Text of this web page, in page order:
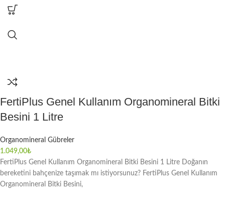
FertiPlus Genel Kullanım Organomineral Bitki
Besini 1 Litre
Organomineral Gübreler
1.049,00₺
FertiPlus Genel Kullanım Organomineral Bitki Besini 1 Litre Doğanın
bereketini bahçenize taşımak mı istiyorsunuz? FertiPlus Genel Kullanım
Organomineral Bitki Besini,